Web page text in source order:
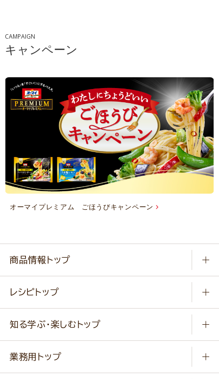
CAMPAIGN
キャンペーン
オーマイプレミアム ごほうびキャンペーン
商品情報トップ
健康食品・他
新商品・リニューアル商品
通販サイト一覧
レシピトップ
作り方動画
知る学ぶ・楽しむトップ
業務用トップ